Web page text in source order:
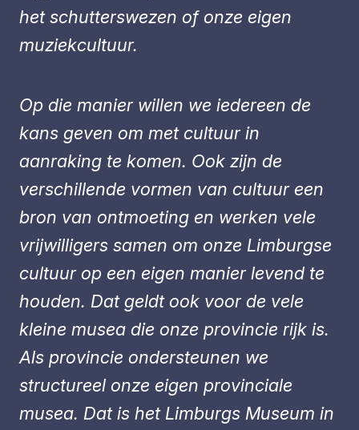
het schutterswezen of onze eigen
muziekcultuur.
Op die manier willen we iedereen de
kans geven om met cultuur in
aanraking te komen. Ook zijn de
verschillende vormen van cultuur een
bron van ontmoeting en werken vele
vrijwilligers samen om onze Limburgse
cultuur op een eigen manier levend te
houden. Dat geldt ook voor de vele
kleine musea die onze provincie rijk is.
Als provincie ondersteunen we
structureel onze eigen provinciale
musea. Dat is het Limburgs Museum in